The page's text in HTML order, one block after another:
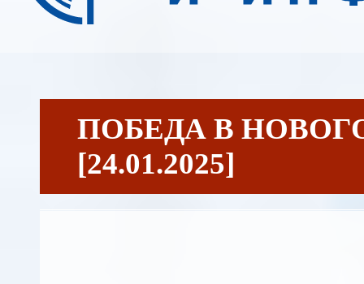
ПОБЕДА В
[24.01.2025]